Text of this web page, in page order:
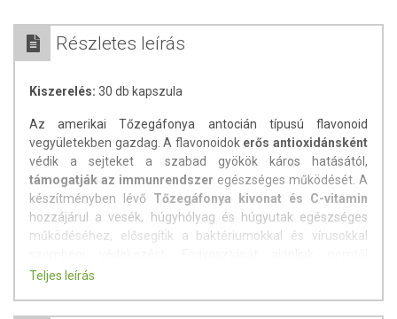
Részletes leírás
Kiszerelés: 30 db kapszula
Az amerikai Tőzegáfonya antocián típusú flavonoid
vegyületekben gazdag. A flavonoidok erős antioxidánsként
védik a sejteket a szabad gyökök káros hatásától,
támogatják az immunrendszer egészséges működését. A
készítményben lévő Tőzegáfonya kivonat és C-vitamin
hozzájárul a vesék, húgyhólyag és húgyutak egészséges
működéséhez, elősegítik a baktériumokkal és vírusokkal
függetlenül,
Akészítmény 1 kapszulájának kivonattartalma3750 mg
Teljes leírás